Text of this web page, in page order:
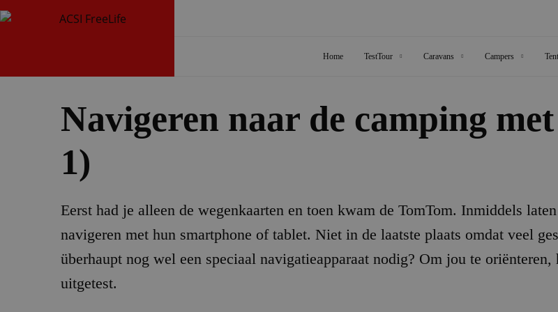
Home TestTour Caravans Campers
Navigeren naar de camping
1)
Eerst had je alleen de wegenkaarten en toen kwam de TomTom. Inmiddels
navigeren met hun smartphone of tablet. Niet in de laatste plaats omdat veel
überhaupt nog wel een speciaal navigatieapparaat nodig? Om jou te oriënteren,
uitgetest.